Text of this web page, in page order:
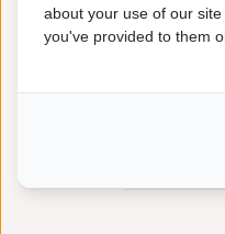
about your use of our
you've provided to them